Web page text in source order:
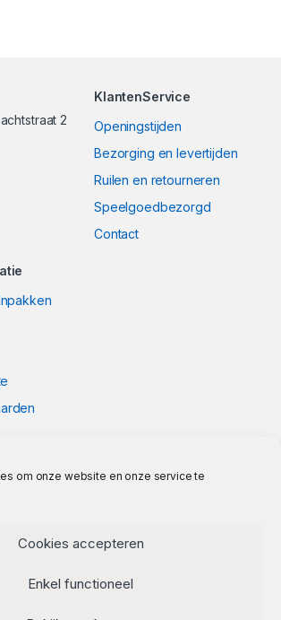
om onze website en onze service te
Cookies accepteren
Enkel functioneel
2
KlantenService
Openingstijden
Bezorging en levertijden
Ruilen en retourneren
Speelgoedbezorgd
Contact